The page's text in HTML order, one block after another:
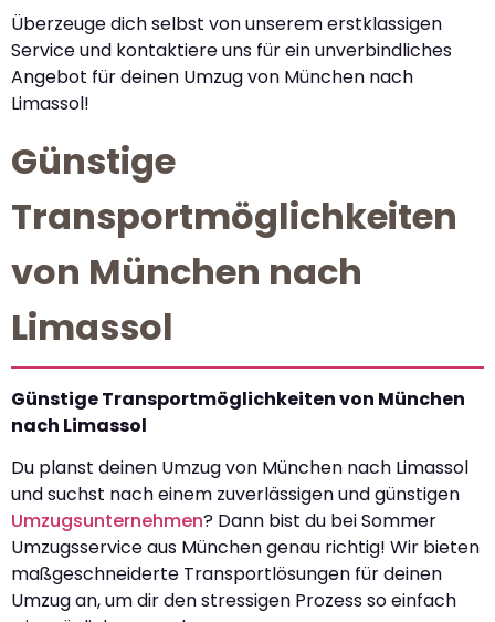
Überzeuge dich selbst von unserem erstklassigen
Service und kontaktiere uns für ein unverbindliches
Angebot für deinen Umzug von München nach
Limassol!
Günstige
Transportmöglichkeiten
von München nach
Limassol
Günstige Transportmöglichkeiten von München
nach Limassol
Du planst deinen Umzug von München nach Limassol
und suchst nach einem zuverlässigen und günstigen
Umzugsunternehmen? Dann bist du bei Sommer
Umzugsservice aus München genau richtig! Wir bieten
maßgeschneiderte Transportlösungen für deinen
Umzug an, um dir den stressigen Prozess so einfach